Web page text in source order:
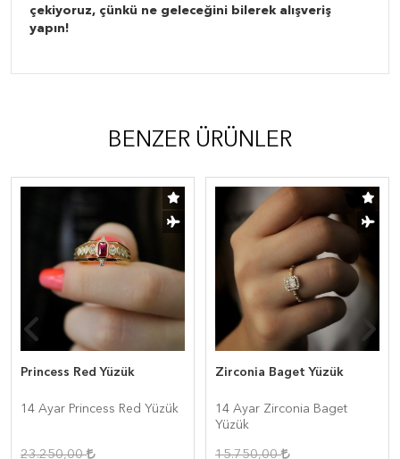
çekiyoruz, çünkü ne geleceğini bilerek alışveriş
yapın!
BENZER ÜRÜNLER
Princess Red Yüzük
14 Ayar Princess Red Yüzük
23.250,00
Zirconia Baget Yüzük
14 Ayar Zirconia Baget
Yüzük
15.750,00